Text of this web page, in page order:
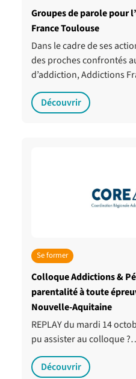
Groupes de parole pour
France Toulouse
Dans le cadre de ses
des proches confrontés
d’addiction, Addictions
Découvrir
Se former
Colloque Addictions &
parentalité à toute
Nouvelle-Aquitaine
REPLAY du mardi 14
pu assister au colloque
Découvrir